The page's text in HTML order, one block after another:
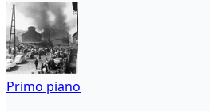
Primo piano